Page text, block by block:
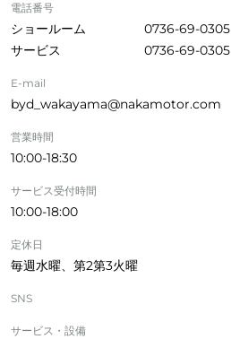
電話番号
ショールーム
0736-69-0305
サービス
0736-69-0305
E-mail
byd_wakayama@nakamotor.com
営業時間
10:00-18:30
サービス受付時間
10:00-18:00
定休日
毎週水曜、第2第3火曜
SNS
サービス・設備